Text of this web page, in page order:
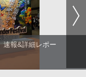
速報&詳細レポー